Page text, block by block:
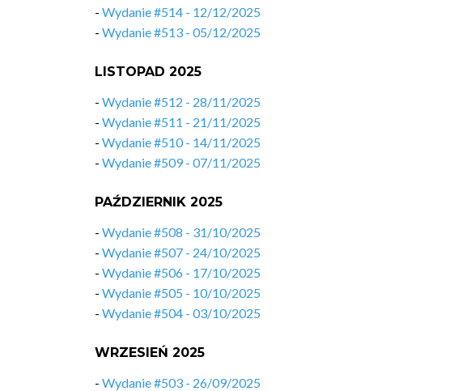
- Wydanie #514 - 12/12/2025
- Wydanie #513 - 05/12/2025
LISTOPAD 2025
- Wydanie #512 - 28/11/2025
- Wydanie #511 - 21/11/2025
- Wydanie #510 - 14/11/2025
- Wydanie #509 - 07/11/2025
PAŹDZIERNIK 2025
- Wydanie #508 - 31/10/2025
- Wydanie #507 - 24/10/2025
- Wydanie #506 - 17/10/2025
- Wydanie #505 - 10/10/2025
- Wydanie #504 - 03/10/2025
WRZESIEŃ 2025
- Wydanie #503 - 26/09/2025